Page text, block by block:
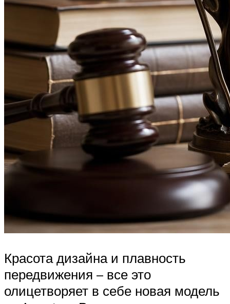
Красота дизайна и плавность
передвижения – все это
олицетворяет в себе новая модель